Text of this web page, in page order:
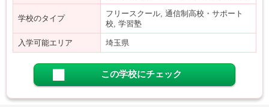
学校のタイプ
フリースクール, 通信制高校・サポート
校, 学習塾
入学可能エリア 埼玉県
この学校にチェック